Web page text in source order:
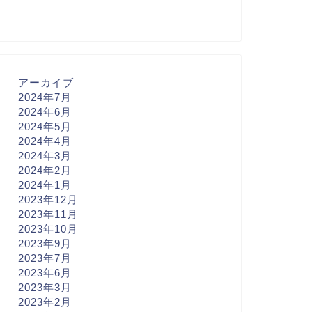
アーカイブ
2024年7月
2024年6月
2024年5月
2024年4月
2024年3月
2024年2月
2024年1月
2023年12月
2023年11月
2023年10月
2023年9月
2023年7月
2023年6月
2023年3月
2023年2月